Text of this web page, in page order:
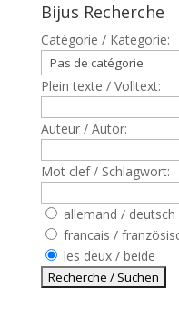
Bijus Recherche
Catègorie / Kategorie:
Plein texte / Volltext:
Auteur / Autor:
Mot clef / Schlagwort:
allemand / deutsch
francais /
les deux / beide